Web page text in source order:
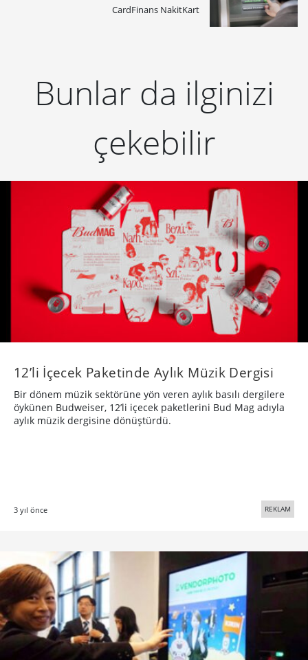
CardFinans NakitKart
Bunlar da ilginizi
çekebilir
12’li İçecek Paketinde Aylık Müzik Dergisi
Bir dönem müzik sektörüne yön veren aylık basılı dergilere
öykünen Budweiser, 12’li içecek paketlerini Bud Mag adıyla
aylık müzik dergisine dönüştürdü.
3 yıl önce REKLAM